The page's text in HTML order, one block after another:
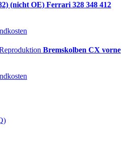
(nicht OE) Ferrari 328 348 412
Bremskolben CX vorne